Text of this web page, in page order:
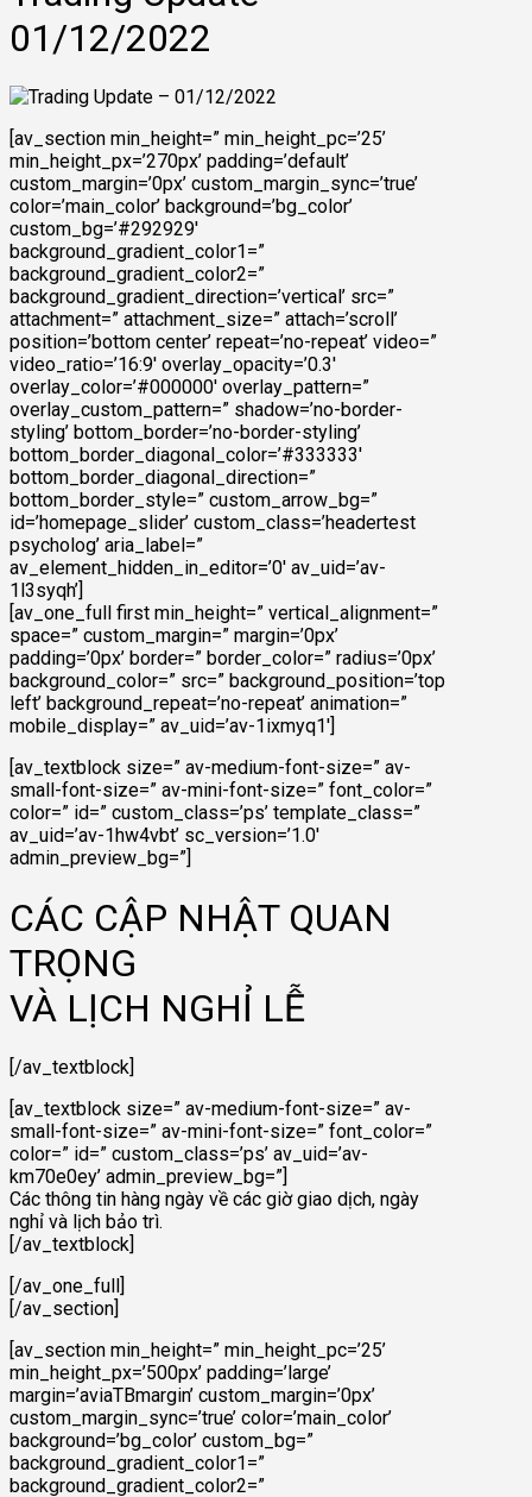
01/12/2022
[av_section min_height=” min_height_pc=’25’
min_height_px=’270px’ padding=’default’
custom_margin=’0px’ custom_margin_sync=’true’
color=’main_color’ background=’bg_color’
custom_bg=’#292929′
background_gradient_color1=”
background_gradient_color2=”
background_gradient_direction=’vertical’ src=”
attachment=” attachment_size=” attach=’scroll’
position=’bottom center’ repeat=’no-repeat’ video=”
video_ratio=’16:9′ overlay_opacity=’0.3′
overlay_color=’#000000′ overlay_pattern=”
overlay_custom_pattern=” shadow=’no-border-
styling’ bottom_border=’no-border-styling’
bottom_border_diagonal_color=’#333333′
bottom_border_diagonal_direction=”
bottom_border_style=” custom_arrow_bg=”
id=’homepage_slider’ custom_class=’headertest
psycholog’ aria_label=”
av_element_hidden_in_editor=’0′ av_uid=’av-
1l3syqh’]
[av_one_full first min_height=” vertical_alignment=”
space=” custom_margin=” margin=’0px’
padding=’0px’ border=” border_color=” radius=’0px’
background_color=” src=” background_position=’top
left’ background_repeat=’no-repeat’ animation=”
mobile_display=” av_uid=’av-1ixmyq1′]
[av_textblock size=” av-medium-font-size=” av-
small-font-size=” av-mini-font-size=” font_color=”
color=” id=” custom_class=’ps’ template_class=”
av_uid=’av-1hw4vbt’ sc_version=’1.0′
admin_preview_bg=”]
CÁC CẬP NHẬT QUAN
TRỌNG
VÀ LỊCH NGHỈ LỄ
[/av_textblock]
[av_textblock size=” av-medium-font-size=” av-
small-font-size=” av-mini-font-size=” font_color=”
color=” id=” custom_class=’ps’ av_uid=’av-
km70e0ey’ admin_preview_bg=”]
Các thông tin hàng ngày về các giờ giao dịch, ngày
nghỉ và lịch bảo trì.
[/av_textblock]
[/av_one_full]
[/av_section]
[av_section min_height=” min_height_pc=’25’
min_height_px=’500px’ padding=’large’
margin=’aviaTBmargin’ custom_margin=’0px’
custom_margin_sync=’true’ color=’main_color’
background=’bg_color’ custom_bg=”
background_gradient_color1=”
background_gradient_color2=”